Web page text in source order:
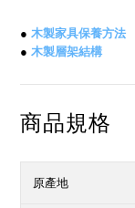
● 木製家具保養方法
● 木製層架結構
商品規格
原產地